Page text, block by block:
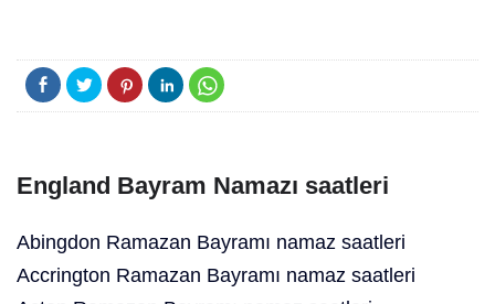
England Bayram Namazı saatleri
Abingdon Ramazan Bayramı namaz saatleri
Accrington Ramazan Bayramı namaz saatleri